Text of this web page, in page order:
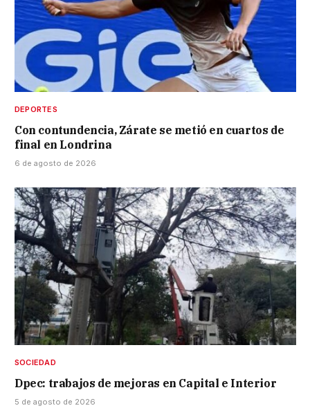
DEPORTES
Con contundencia, Zárate se metió en cuartos de
final en Londrina
6 de agosto de 2026
SOCIEDAD
Dpec: trabajos de mejoras en Capital e Interior
5 de agosto de 2026